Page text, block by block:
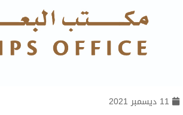
11 ديسمبر 2021